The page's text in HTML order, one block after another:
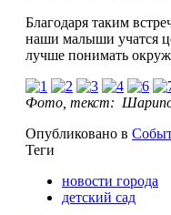
Благодаря таким
наши малыши учатся
лучше понимать
Фото, текст:
Опубликовано в
Теги
новости города
детский сад